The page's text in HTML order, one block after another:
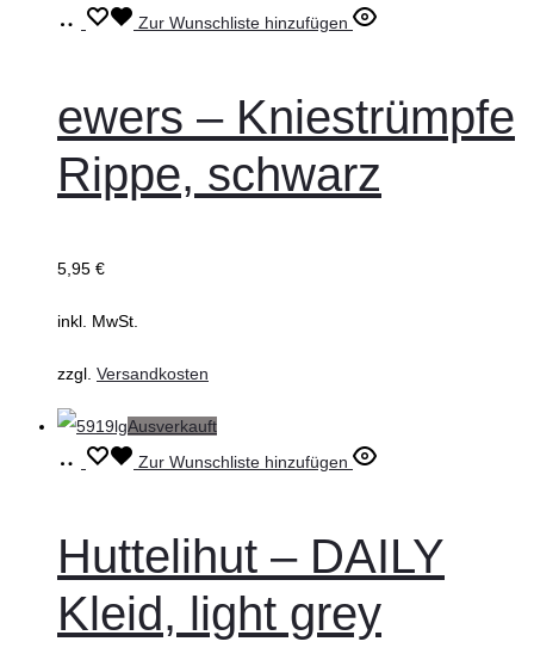
gewählt
Ausführung
Dieses
mehrere
Varianten
auf.
Optionen
der
Produktseite
gewählt
Zur Wunschliste hinzufügen
ewers – Kniestrümpfe
Rippe, schwarz
5,95 €
inkl. MwSt.
zzgl. Versandkosten
Ausverkauft
Ausführung
Dieses
mehrere
Varianten
auf.
Zur Wunschliste hinzufügen
Huttelihut – DAILY
Kleid, light grey